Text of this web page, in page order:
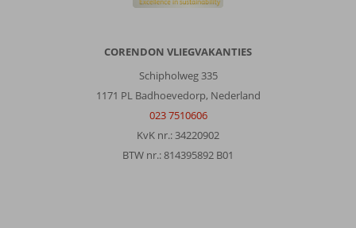
CORENDON VLIEGVAKANTIES
Schipholweg 335
1171 PL Badhoevedorp, Nederland
023 7510606
KvK nr.: 34220902
BTW nr.: 814395892 B01